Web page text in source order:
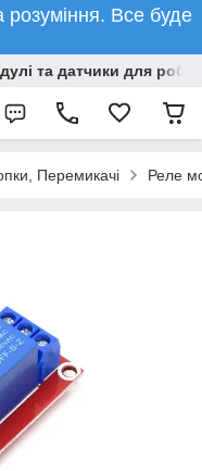
розуміння. Все буде
та датчики для
Перемикачі Реле